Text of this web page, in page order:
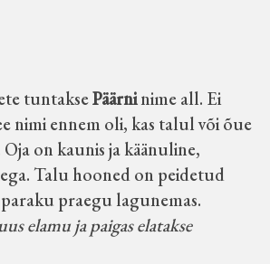
tuntaksePäärninime all. Ei
nimi ennem oli, kas talul või õue
on kaunis ja käänuline,
Talu hooned on peidetud
praegu lagunemas.
elamu ja paigas elatakse